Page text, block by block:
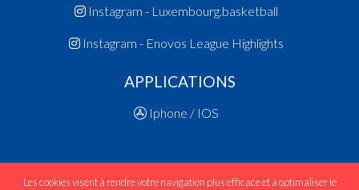
Instagram - Luxembourg.basketball
Instagram - Enovos League Highlights
APPLICATIONS
Iphone / IOS
Les cookies visent à rendre votre navigation plus efficace et à optimaliser le